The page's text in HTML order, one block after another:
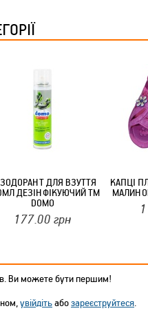
ОФФ 82 ПАННОЧКА
ОФФ 82 ПАННОЧКА
ДЛЯ ВЗУТТЯ
ДЕЗІНФІКУЮЧИЙ ТМ
DOMO
177.00 грн
КАПЦІ
Ви можете бути першим!
увійдітьабозареєструйтеся.